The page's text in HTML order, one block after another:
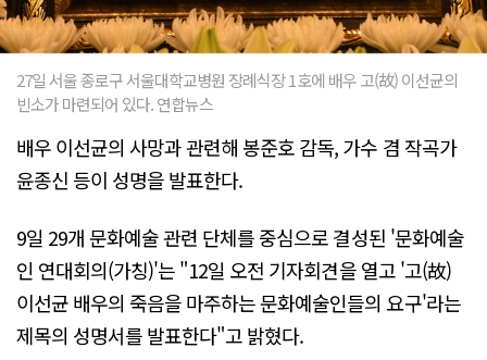
27일 서울 종로구 서울대학교병원 장례식장 1호에 배우 고(故) 이선균의
빈소가 마련되어 있다. 연합뉴스
배우 이선균의 사망과 관련해 봉준호 감독, 가수 겸 작곡가
윤종신 등이 성명을 발표한다.
9일 29개 문화예술 관련 단체를 중심으로 결성된 '문화예술
인 연대회의(가칭)'는 "12일 오전 기자회견을 열고 '고(故)
이선균 배우의 죽음을 마주하는 문화예술인들의 요구'라는
제목의 성명서를 발표한다"고 밝혔다.